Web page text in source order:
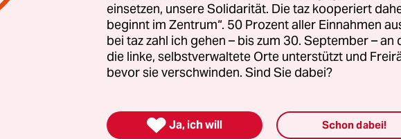
über die derzeit in Brüssel neu verhandelt wird – und
Jahren als Gesetz in den Mitgliedsstaaten ankommt –,
in begrenztem Umfang erlauben, dass
sollen Produkte und Bestandteile … im Rahmen
Pfandsysteme … berücksichtigen können“, heißt es in dem
einsetzen, unsere Solidarität. Die taz kooperiert
beginnt im Zentrum“. 50 Prozent aller Einnahmen
bei taz zahl ich gehen – bis zum 30. September – an
die linke, selbstverwaltete Orte unterstützt und
bevor sie verschwinden. Sind Sie dabei?
 Ja, ich will Schon dabei!